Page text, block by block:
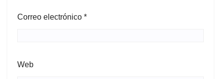
Correo electrónico *
Web